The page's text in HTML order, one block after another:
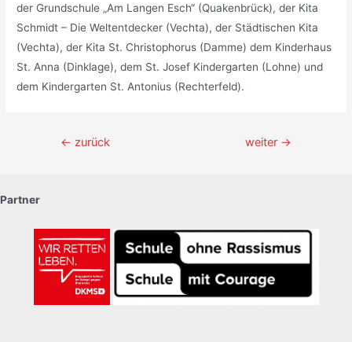
der Grundschule „Am Langen Esch“ (Quakenbrück), der Kita
Schmidt – Die Weltentdecker (Vechta), der Städtischen Kita
(Vechta), der Kita St. Christophorus (Damme) dem Kinderhaus
St. Anna (Dinklage), dem St. Josef Kindergarten (Lohne) und
dem Kindergarten St. Antonius (Rechterfeld).
Beitragsnavigation
← zurück weiter →
Partner